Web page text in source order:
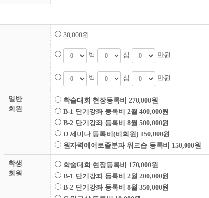
30,000원
백 십 만원
백 십 만원
일반
회원
학술대회 현장등록비 270,000원
B-1 단기강좌 등록비 2월 400,000원
B-2 단기강좌 등록비 8월 500,000원
D 세미나 등록비(비회원) 150,000원
원자력에어로졸분과 워크숍 등록비 150,000원
학생
회원
학술대회 현장등록비 170,000원
B-1 단기강좌 등록비 2월 200,000원
B-2 단기강좌 등록비 8월 350,000원